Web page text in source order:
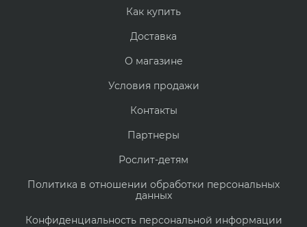
Как купить
Доставка
О магазине
Условия продажи
Контакты
Партнеры
Рослит-детям
Политика в отношении обработки персональных
данных
Конфиденциальность персональной информации